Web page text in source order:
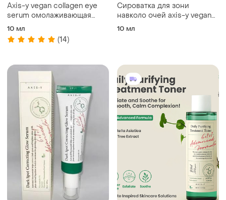
Axis-y vegan collagen eye
serum омолаживающая
сыворотка с пептидами 10
мл
10 мл
(14)
Сироватка для зони
навколо очей axis-y vegan
collagen eye serum
10 мл